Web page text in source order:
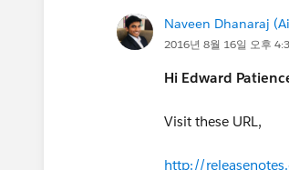
Naveen Dhanaraj
2016년 8월 16일 오후
Hi Edward
Visit these URL,
http://